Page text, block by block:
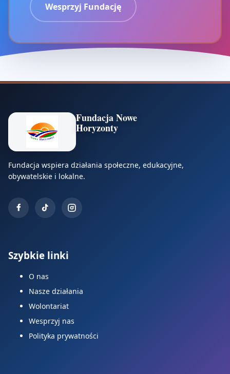
Wesprzyj Fundację
Fundacja Nowe
Horyzonty
Fundacja wspiera działania społeczne, edukacyjne,
obywatelskie i lokalne.
Szybkie linki
O nas
Nasze działania
Wolontariat
Wesprzyj nas
Polityka prywatności